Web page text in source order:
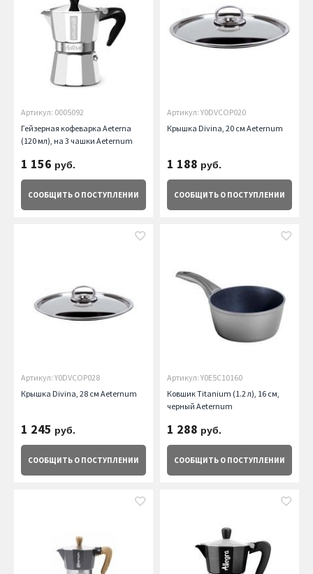
Артикул: 0005092
Гейзерная кофеварка Aeterna
(120 мл), на 3 чашки Aeternum
1 156 руб.
СООБЩИТЬ О ПОСТУПЛЕНИИ
Артикул: Y0DVCOP020
Крышка Divina, 20 см Aeternum
1 188 руб.
СООБЩИТЬ О ПОСТУПЛЕНИИ
Артикул: Y0DVCOP028
Крышка Divina, 28 см Aeternum
1 245 руб.
СООБЩИТЬ О ПОСТУПЛЕНИИ
Артикул: Y0E5C10160
Ковшик Titanium (1.2 л), 16 см,
черный Aeternum
1 288 руб.
СООБЩИТЬ О ПОСТУПЛЕНИИ